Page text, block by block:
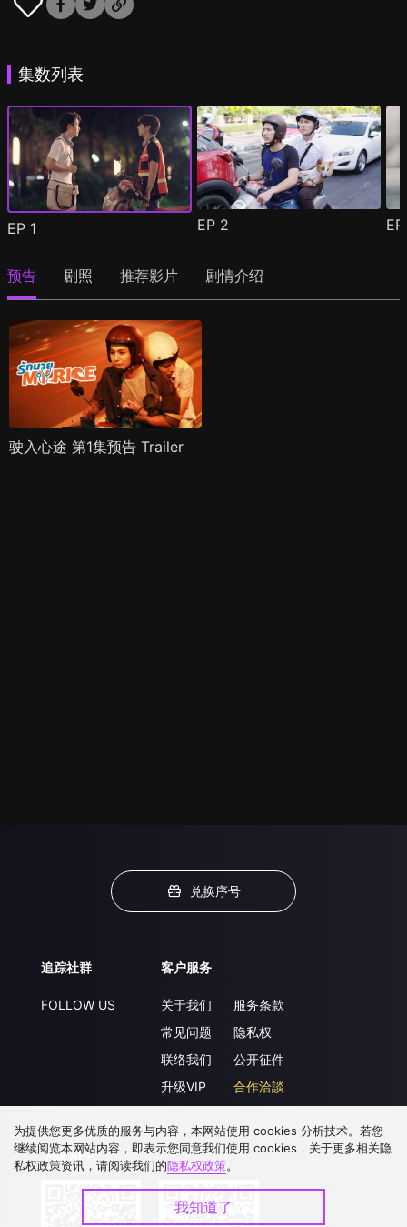
集数列表
EP 1 EP 2
预告 剧照 推荐影片 剧情介绍
驶入心途 第1集预告 Trailer
兑换序号
追踪社群
FOLLOW US
客户服务
关于我们
常见问题
联络我们
升级VIP
服务条款
隐私权
公开征件
合作洽談
下载 APP
为提供您更多优质的服务与内容，本网站使用 cookies 分析技术。若您
继续阅览本网站内容，即表示您同意我们使用 cookies，关于更多相关隐
私权政策资讯，请阅读我们的隐私权政策。
我知道了